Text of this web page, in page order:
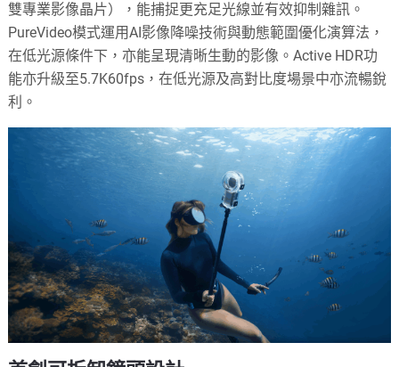
雙專業影像晶片），能捕捉更充足光線並有效抑制雜訊。
PureVideo模式運用AI影像降噪技術與動態範圍優化演算法，
在低光源條件下，亦能呈現清晰生動的影像。Active HDR功
能亦升級至5.7K60fps，在低光源及高對比度場景中亦流暢銳
利。